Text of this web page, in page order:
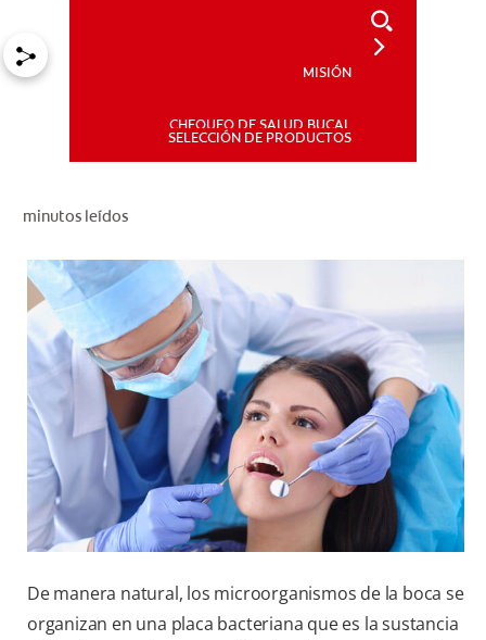
PARA PROFESIONALES
CUPONES
DÓNDE COMPRAR
PE (ES)
SUSCRÍBETE
MISIÓN
CHEQUEO DE SALUD BUCAL
SELECCIÓN DE PRODUCTOS
minutos leídos
De manera natural, los microorganismos de la boca se
organizan en una placa bacteriana que es la sustancia